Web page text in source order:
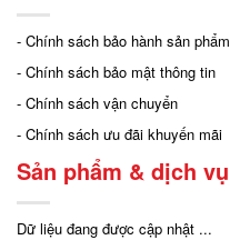
- Chính sách bảo hành sản phẩm
- Chính sách bảo mật thông tin
- Chính sách vận chuyển
- Chính sách ưu đãi khuyến mãi
Sản phẩm & dịch vụ
Dữ liệu đang được cập nhật ...